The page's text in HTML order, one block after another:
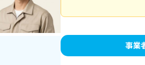
事業